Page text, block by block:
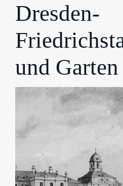
Dresden-
und Garten